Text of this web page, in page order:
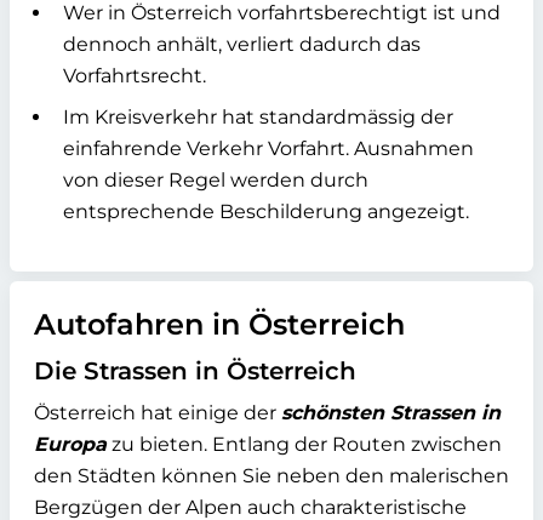
Wer in Österreich vorfahrtsberechtigt ist und
dennoch anhält, verliert dadurch das
Vorfahrtsrecht.
Im Kreisverkehr hat standardmässig der
einfahrende Verkehr Vorfahrt. Ausnahmen
von dieser Regel werden durch
entsprechende Beschilderung angezeigt.
Autofahren in Österreich
Die Strassen in Österreich
Österreich hat einige der schönsten Strassen in
Europazu bieten. Entlang der Routen zwischen
den Städten können Sie neben den malerischen
Bergzügen der Alpen auch charakteristische